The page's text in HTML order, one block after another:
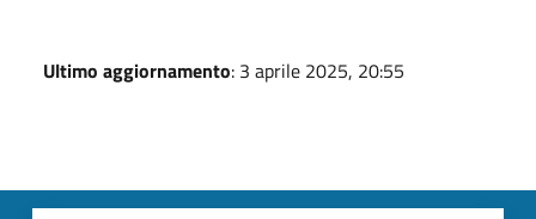
Ultimo aggiornamento: 3 aprile 2025, 20:55